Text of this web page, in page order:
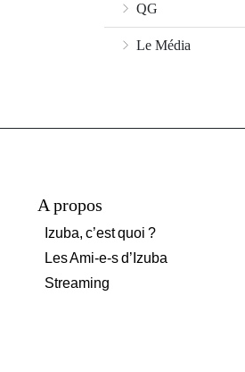
QG
Le Média
A propos
Izuba, c’est quoi ?
Les Ami-e-s d’Izuba
Streaming